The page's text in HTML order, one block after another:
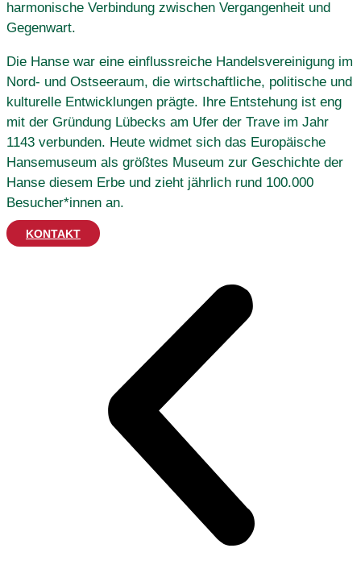
harmonische Verbindung zwischen Vergangenheit und
Gegenwart.
Die Hanse war eine einflussreiche Handelsvereinigung im
Nord- und Ostseeraum, die wirtschaftliche, politische und
kulturelle Entwicklungen prägte. Ihre Entstehung ist eng
mit der Gründung Lübecks am Ufer der Trave im Jahr
1143 verbunden. Heute widmet sich das Europäische
Hansemuseum als größtes Museum zur Geschichte der
Hanse diesem Erbe und zieht jährlich rund 100.000
Besucher*innen an.
KONTAKT